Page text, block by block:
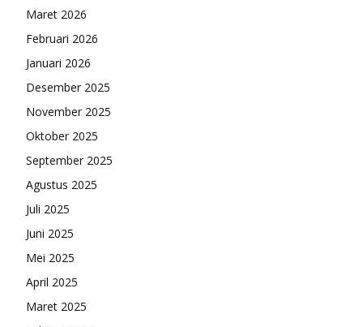
Maret 2026
Februari 2026
Januari 2026
Desember 2025
November 2025
Oktober 2025
September 2025
Agustus 2025
Juli 2025
Juni 2025
Mei 2025
April 2025
Maret 2025